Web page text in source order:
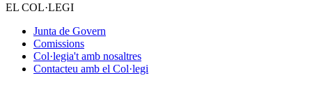
EL COL·LEGI
Junta de Govern
Comissions
Col·legia't amb nosaltres
Contacteu amb el Col·legi